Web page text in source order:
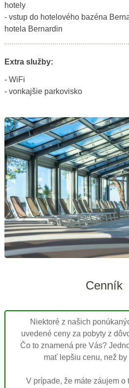
hotely
- vstup do hotelového bazéna
hotela Bernardin
Extra služby:
- WiFi
- vonkajšie parkovisko
Cenník
Niektoré z našich
uvedené ceny za pobyty z
Čo to znamená pre Vás?
mať lepšiu cenu, než
V prípade, že máte záujem o